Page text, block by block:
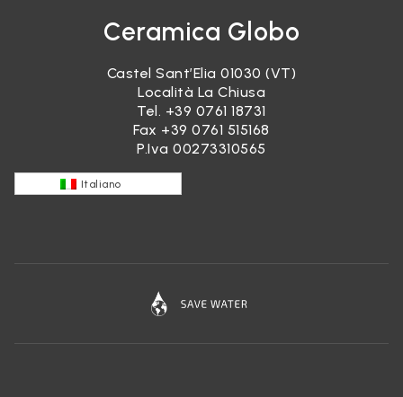
Ceramica Globo
Castel Sant’Elia 01030 (VT)
Località La Chiusa
Tel. +39 0761 18731
Fax +39 0761 515168
P.Iva 00273310565
Italiano